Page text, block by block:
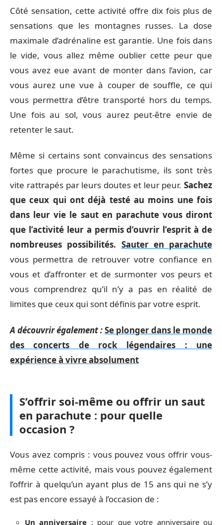
Côté sensation, cette activité offre dix fois plus de
sensations que les montagnes russes. La dose
maximale d’adrénaline est garantie. Une fois dans
le vide, vous allez même oublier cette peur que
vous avez eue avant de monter dans l’avion, car
vous aurez une vue à couper de souffle, ce qui
vous permettra d’être transporté hors du temps.
Une fois au sol, vous aurez peut-être envie de
retenter le saut.
Même si certains sont convaincus des sensations
fortes que procure le parachutisme, ils sont très
vite rattrapés par leurs doutes et leur peur. Sachez
que ceux qui ont déjà testé au moins une fois
dans leur vie le saut en parachute vous diront
que l’activité leur a permis d’ouvrir l’esprit à de
nombreuses possibilités. Sauter en parachute
vous permettra de retrouver votre confiance en
vous et d’affronter et de surmonter vos peurs et
vous comprendrez qu’il n’y a pas en réalité de
limites que ceux qui sont définis par votre esprit.
A découvrir également :Se plonger dans le monde
des concerts de rock légendaires : une
expérience à vivre absolument
S’offrir soi-même ou offrir un saut
en parachute : pour quelle
occasion ?
Vous avez compris : vous pouvez vous offrir vous-
même cette activité, mais vous pouvez également
l’offrir à quelqu’un ayant plus de 15 ans qui ne s’y
est pas encore essayé à l’occasion de :
Un anniversaire : pour que votre anniversaire ou